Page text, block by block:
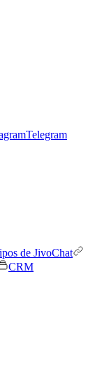
Telegram
de JivoChat
CRM